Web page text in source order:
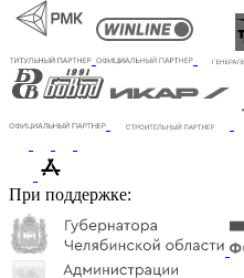
При поддержке: